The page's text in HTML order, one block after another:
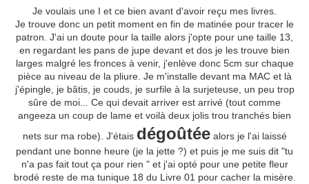
Je voulais une I et ce bien avant d'avoir reçu mes livres.
Je trouve donc un petit moment en fin de matinée pour tracer le
patron. J'ai un doute pour la taille alors j'opte pour une taille 13,
en regardant les pans de jupe devant et dos je les trouve bien
larges malgré les fronces à venir, j'enlève donc 5cm sur chaque
pièce au niveau de la pliure. Je m'installe devant ma MAC et là
j'épingle, je bâtis, je couds, je surfile à la surjeteuse, un peu trop
sûre de moi... Ce qui devait arriver est arrivé (tout comme
angeeza un coup de lame et voilà deux jolis trou tranchés bien
nets sur ma robe). J'étais dégoûtée alors je l'ai laissé
pendant une bonne heure (je la jette ?) et puis je me suis dit "tu
n'a pas fait tout ça pour rien " et j'ai opté pour une petite fleur
brodé reste de ma tunique 18 du Livre 01 pour cacher la misère.